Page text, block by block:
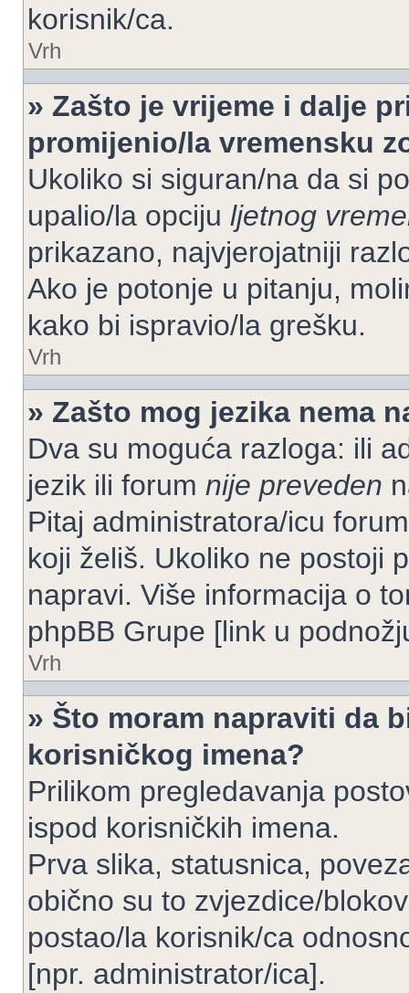
korisnik/ca.
Vrh
» Zašto je vrijeme i dalje
promijenio/la vremensku
Ukoliko si siguran/na da si
upalio/la opciju ljetnog
prikazano, najvjerojatniji
Ako je potonje u pitanju,
kako bi ispravio/la grešku.
Vrh
» Zašto mog jezika nema
Dva su moguća razloga: ili
jezik ili forum nije preveden
Pitaj administratora/icu
koji želiš. Ukoliko ne postoji
napravi. Više informacija o
phpBB Grupe [link u
Vrh
» Što moram napraviti da
korisničkog imena?
Prilikom pregledavanja
ispod korisničkih imena.
Prva slika, statusnica,
obično su to zvjezdice/
postao/la korisnik/ca
[npr. administrator/ica].